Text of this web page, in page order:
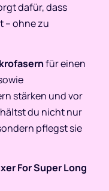
dafür, dass
– ohne zu
für einen
stärken und vor
du nicht nur
pflegst sie
For Super Long